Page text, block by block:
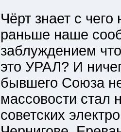
Чёрт знает с
раньше наше
заблуждением
это УРАЛ? И
бывшего Союза
массовости стал
советских